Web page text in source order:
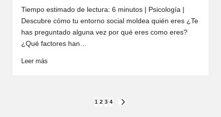
por
Tiempo estimado de lectura: 6 minutos | Psicología |
Descubre cómo tu entorno social moldea quién eres ¿Te
has preguntado alguna vez por qué eres como eres?
¿Qué factores han…
Leer más
1 2 3 4